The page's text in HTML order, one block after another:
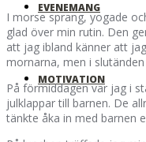
EVENEMANG
MOTIVATION
I morse sprang, yogade
glad över min rutin. Den
att jag ibland känner att
mornarna, men i
På förmiddagen var jag i
julklappar till barnen. De
tänkte åka in med barnen